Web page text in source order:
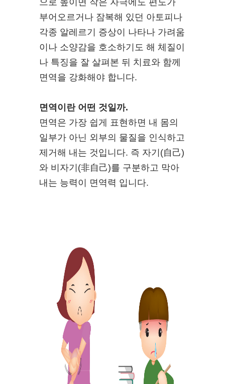
으로 높이면 작은 자극에도 편도가
부어오르거나 잠복해 있던 아토피나
각종 알레르기 증상이 나타나 가려움
이나 소양감을 호소하기도 해 체질이
나 특징을 잘 살펴본 뒤 치료와 함께
면역을 강화해야 합니다.
면역이란 어떤 것일까.
면역은 가장 쉽게 표현하면 내 몸의
일부가 아닌 외부의 물질을 인식하고
제거해 내는 것입니다. 즉 자기(自己)
와 비자기(非自己)를 구분하고 막아
내는 능력이 면역력 입니다.